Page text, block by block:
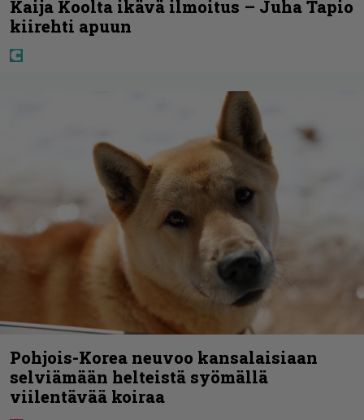
Kaija Koolta ikävä ilmoitus – Juha Tapio
kiirehti apuun
Pohjois-Korea neuvoo kansalaisiaan
selviämään helteistä syömällä
viilentävää koiraa